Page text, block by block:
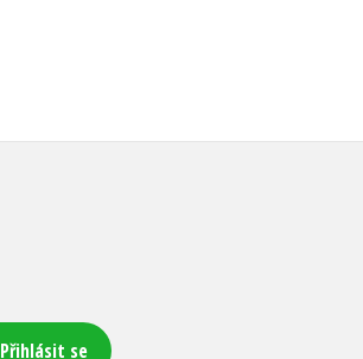
Přihlásit se